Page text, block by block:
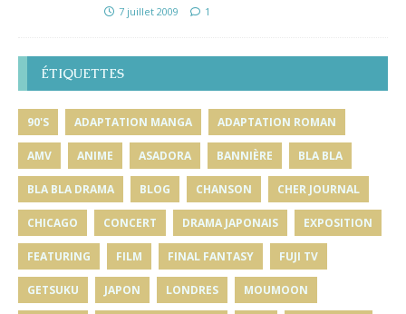
7 juillet 2009 1
ÉTIQUETTES
90'S ADAPTATION MANGA ADAPTATION ROMAN
AMV ANIME ASADORA BANNIÈRE BLA BLA
BLA BLA DRAMA BLOG CHANSON CHER JOURNAL
CHICAGO CONCERT DRAMA JAPONAIS EXPOSITION
FEATURING FILM FINAL FANTASY FUJI TV
GETSUKU JAPON LONDRES MOUMOON